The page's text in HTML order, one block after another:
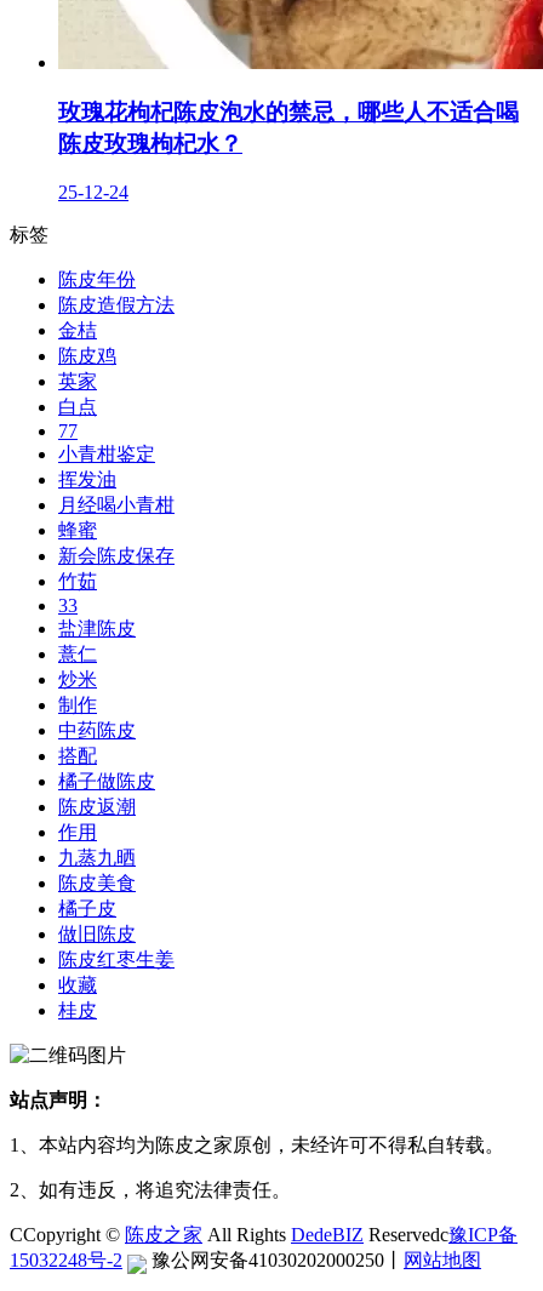
玫瑰花枸杞陈皮泡水的禁忌，哪些人不适合喝
陈皮玫瑰枸杞水？
25-12-24
标签
陈皮年份
陈皮造假方法
金桔
陈皮鸡
英家
白点
77
小青柑鉴定
挥发油
月经喝小青柑
蜂蜜
新会陈皮保存
竹茹
33
盐津陈皮
薏仁
炒米
制作
中药陈皮
搭配
橘子做陈皮
陈皮返潮
作用
九蒸九晒
陈皮美食
橘子皮
做旧陈皮
陈皮红枣生姜
收藏
桂皮
站点声明：
1、本站内容均为陈皮之家原创，未经许可不得私自转载。
2、如有违反，将追究法律责任。
CCopyright © 陈皮之家 All Rights DedeBIZ Reservedc豫ICP备
15032248号-2
豫公网安备41030202000250 网站地图